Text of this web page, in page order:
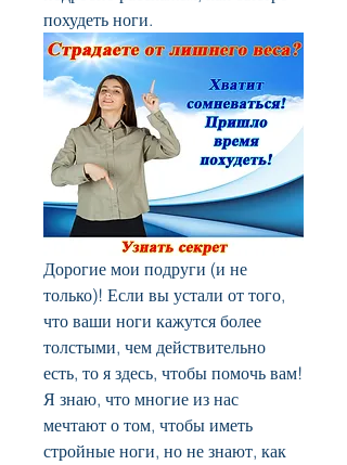
похудеть ноги.
Дорогие мои подруги (и не
только)! Если вы устали от того,
что ваши ноги кажутся более
толстыми, чем действительно
есть, то я здесь, чтобы помочь вам!
Я знаю, что многие из нас
мечтают о том, чтобы иметь
стройные ноги, но не знают, как